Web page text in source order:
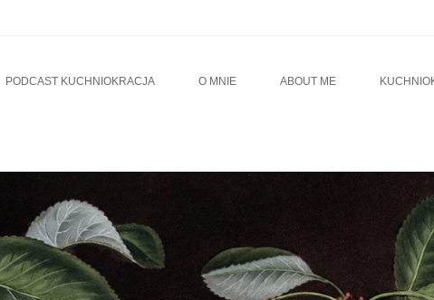
PODCAST KUCHNIOKRACJA O MNIE ABOUT ME